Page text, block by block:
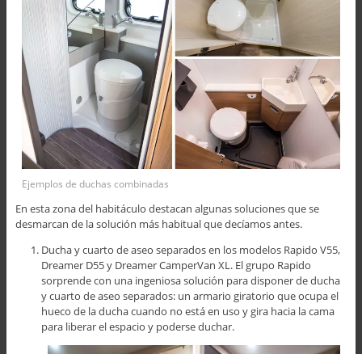
Ejemplos de duchas combinadas
En esta zona del habitáculo destacan algunas soluciones que se
desmarcan de la solución más habitual que decíamos antes.
Ducha y cuarto de aseo separados en los modelos Rapido V55,
Dreamer D55 y Dreamer CamperVan XL. El grupo Rapido
sorprende con una ingeniosa solución para disponer de ducha
y cuarto de aseo separados: un armario giratorio que ocupa el
hueco de la ducha cuando no está en uso y gira hacia la cama
para liberar el espacio y poderse duchar.